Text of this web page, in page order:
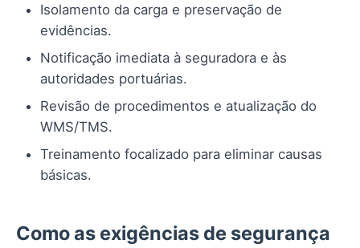
Isolamento da carga e preservação de
evidências.
Notificação imediata à seguradora e às
autoridades portuárias.
Revisão de procedimentos e atualização do
WMS/TMS.
Treinamento focalizado para eliminar causas
básicas.
Como as exigências de segurança